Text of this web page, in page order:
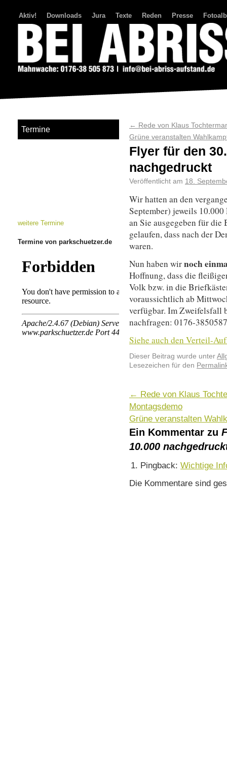
Aktiv! Downloads Jura Texte Reden Presse
← Rede von Klaus
Grüne veranstalten
Flyer für den
nachgedruckt
Veröffentlicht am 18.
Wir hatten an den
September) jeweils
an Sie ausgegeben für
gelaufen, dass nach der
waren.
Nun haben wirnoch
Hoffnung, dass die
Volk bzw. in die
voraussichtlich ab
verfügbar. Im Zweifelsfall
nachfragen: 0176-
Siehe auch den Verteil-
Dieser Beitrag wurde unter
Lesezeichen für den
← Rede von Klaus
Montagsdemo
Grüne veranstalten
Ein Kommentar zu
10.000
Pingback:Wichtige
Die Kommentare sind
Termine
weitere Termine
Termine von parkschuetzer.de